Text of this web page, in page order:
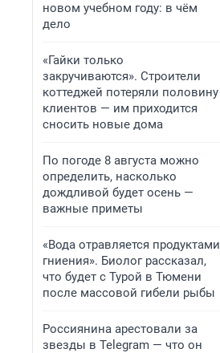
новом учебном году: в чём
дело
«Гайки только
закручиваются». Строители
коттеджей потеряли половину
клиентов — им приходится
сносить новые дома
По погоде 8 августа можно
определить, насколько
дождливой будет осень —
важные приметы
«Вода отравляется продуктами
гниения». Биолог рассказал,
что будет с Турой в Тюмени
после массовой гибели рыбы
Россиянина арестовали за
звезды в Telegram — что он